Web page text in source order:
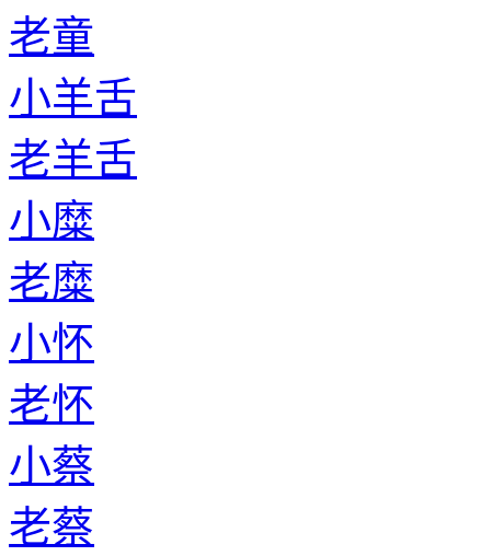
老童
小羊舌
老羊舌
小糜
老糜
小怀
老怀
小蔡
老蔡